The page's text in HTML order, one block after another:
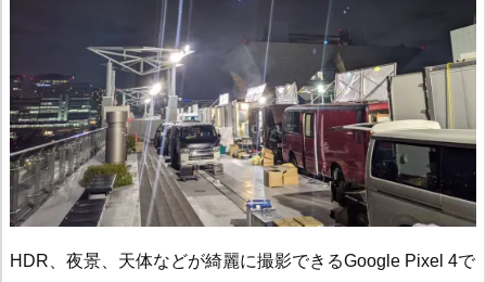
HDR、夜景、天体などが綺麗に撮影できるGoogle Pixel 4で